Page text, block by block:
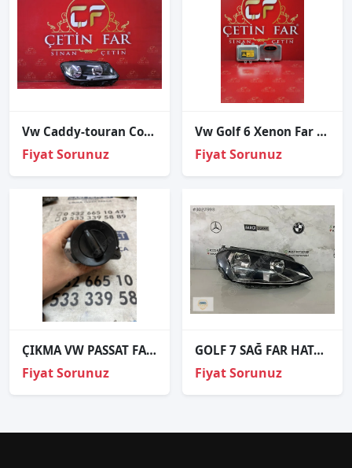
Vw Caddy-touran Comfortli̇ne Halojen Sağ Far Sıfır İthal 1t1941006g
Fiyat Sorunuz
Vw Golf 6 Xenon Far Beyni 2009-2013
Fiyat Sorunuz
ÇIKMA VW PASSAT FAR ANAHTARI
Fiyat Sorunuz
GOLF 7 SAĞ FAR HATASIZ ORJİNAL
Fiyat Sorunuz